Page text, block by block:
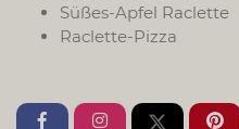
Süßes-Apfel Raclette
Raclette-Pizza